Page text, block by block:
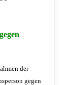
der
gegen